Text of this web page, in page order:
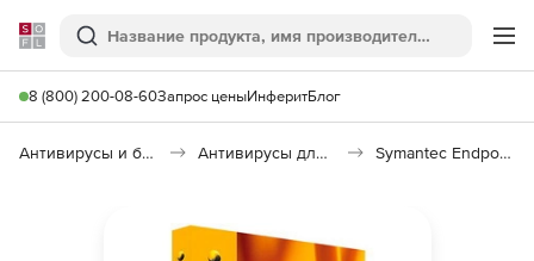
Softline
Поиск
8 (800) 200-08-60Запрос ценыИнферитБлог
Антивирусы и безопасность Антивирусы для организаций Symantec Endpoint Protection